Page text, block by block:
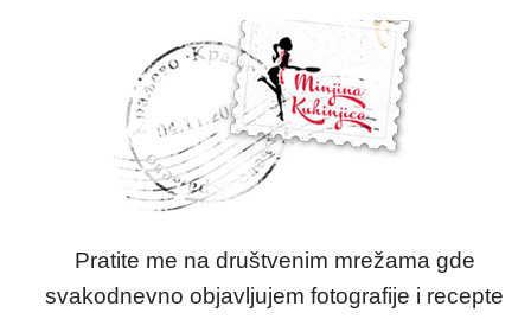
Pratite me na društvenim mrežama gde
svakodnevno objavljujem fotografije i recepte